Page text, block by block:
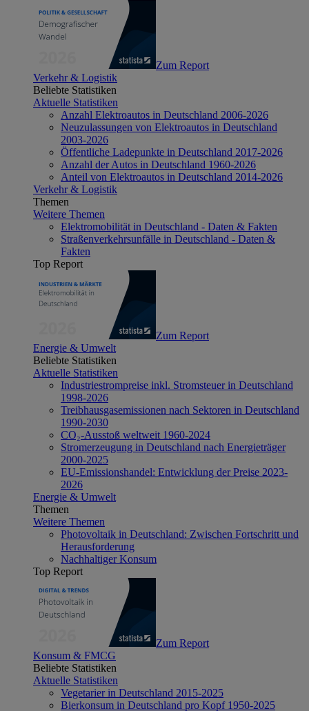
Zum Report
Verkehr & Logistik
Beliebte Statistiken
Aktuelle Statistiken
Anzahl Elektroautos in Deutschland 2006-2026
Neuzulassungen von Elektroautos in Deutschland
2003-2026
Öffentliche Ladepunkte in Deutschland 2017-2026
Anzahl der Autos in Deutschland 1960-2026
Anteil von Elektroautos in Deutschland 2014-2026
Verkehr & Logistik
Themen
Weitere Themen
Elektromobilität in Deutschland - Daten & Fakten
Straßenverkehrsunfälle in Deutschland - Daten &
Fakten
Top Report
Zum Report
Energie & Umwelt
Beliebte Statistiken
Aktuelle Statistiken
Industriestrompreise inkl. Stromsteuer in Deutschland
1998-2026
Treibhausgasemissionen nach Sektoren in Deutschland
1990-2030
CO₂-Ausstoß weltweit 1960-2024
Stromerzeugung in Deutschland nach Energieträger
2000-2025
EU-Emissionshandel: Entwicklung der Preise 2023-
2026
Energie & Umwelt
Themen
Weitere Themen
Photovoltaik in Deutschland: Zwischen Fortschritt und
Herausforderung
Nachhaltiger Konsum
Top Report
Zum Report
Konsum & FMCG
Beliebte Statistiken
Aktuelle Statistiken
Vegetarier in Deutschland 2015-2025
Bierkonsum in Deutschland pro Kopf 1950-2025